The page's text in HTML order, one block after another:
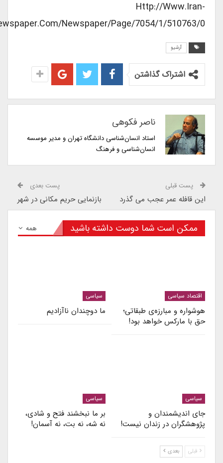
Http://www.iran-
newspaper/page/7054/1/510763/0
آرشیو
اشتراک گذاشتن
ناصر فکوهی
استاد انسان‌شناسی دانشگاه تهران و مدیر موسسه
انسان‌شناسی و فرهنگ
پست قبلی
این قافله عمر عجب می گذرد
پست بعدی
بازنمایی حریم مکانی در شهر
همه ممکن است شما دوست داشته باشید
اقتصاد سیاسی
هوشواره و مبارزه‌ی طبقاتی؛
حق با مارکس خواهد بود!
سیاسی
ما دوچندان ناآزادیم
سیاسی
جای اندیشمندان و
پژوهشگران در زندان نیست!
سیاسی
بر ما نبخشند فتح و شادی،
نه شه، نه بت، نه آسمان!
قبلی بعدی